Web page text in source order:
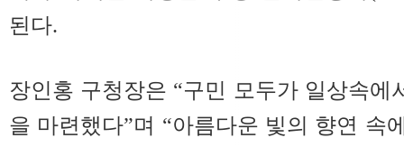
된다.
장인홍 구청장은 “구민 모두가 일상속에
을 마련했다”며 “아름다운 빛의 향연 속